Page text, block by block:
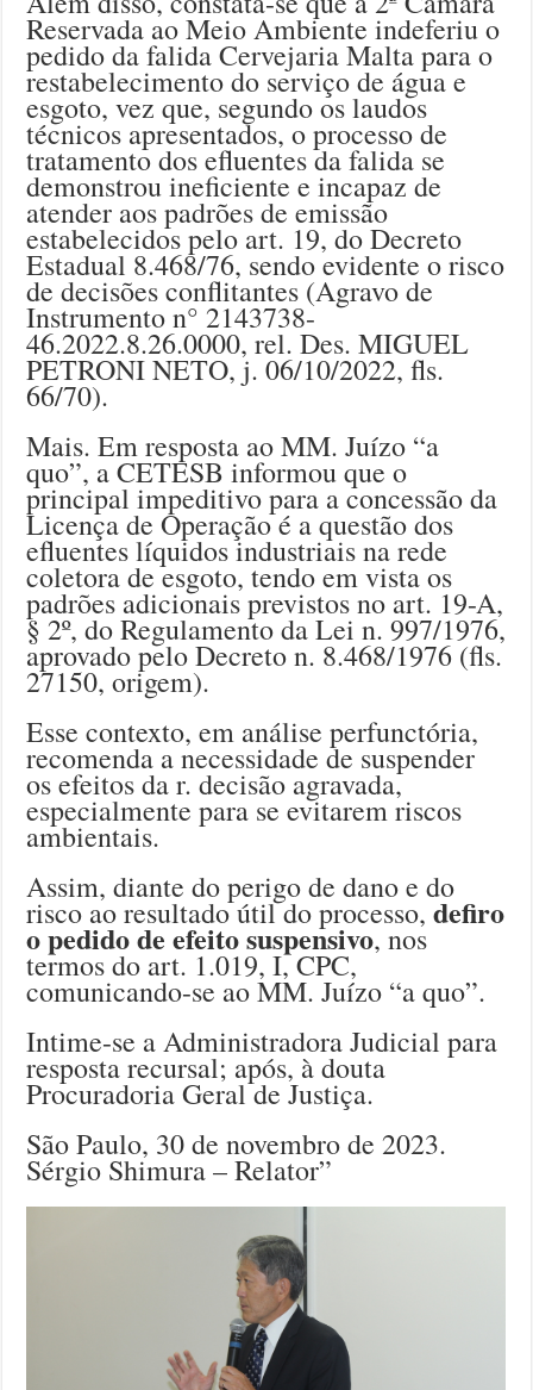
Reservada ao Meio Ambiente indeferiu o
pedido da falida Cervejaria Malta para o
restabelecimento do serviço de água e
esgoto, vez que, segundo os laudos
técnicos apresentados, o processo de
tratamento dos efluentes da falida se
demonstrou ineficiente e incapaz de
atender aos padrões de emissão
estabelecidos pelo art. 19, do Decreto
Estadual 8.468/76, sendo evidente o risco
de decisões conflitantes (Agravo de
Instrumento n° 2143738-
46.2022.8.26.0000, rel. Des. MIGUEL
PETRONI NETO, j. 06/10/2022, fls.
66/70).
Mais. Em resposta ao MM. Juízo “a
quo”, a CETESB informou que o
principal impeditivo para a concessão da
Licença de Operação é a questão dos
efluentes líquidos industriais na rede
coletora de esgoto, tendo em vista os
padrões adicionais previstos no art. 19-A,
§ 2º, do Regulamento da Lei n. 997/1976,
aprovado pelo Decreto n. 8.468/1976 (fls.
27150, origem).
Esse contexto, em análise perfunctória,
recomenda a necessidade de suspender
os efeitos da r. decisão agravada,
especialmente para se evitarem riscos
ambientais.
Assim, diante do perigo de dano e do
risco ao resultado útil do processo,defiro
o pedido de efeito suspensivo, nos
termos do art. 1.019, I, CPC,
comunicando-se ao MM. Juízo “a quo”.
Intime-se a Administradora Judicial para
resposta recursal; após, à douta
Procuradoria Geral de Justiça.
São Paulo, 30 de novembro de 2023.
Sérgio Shimura – Relator”